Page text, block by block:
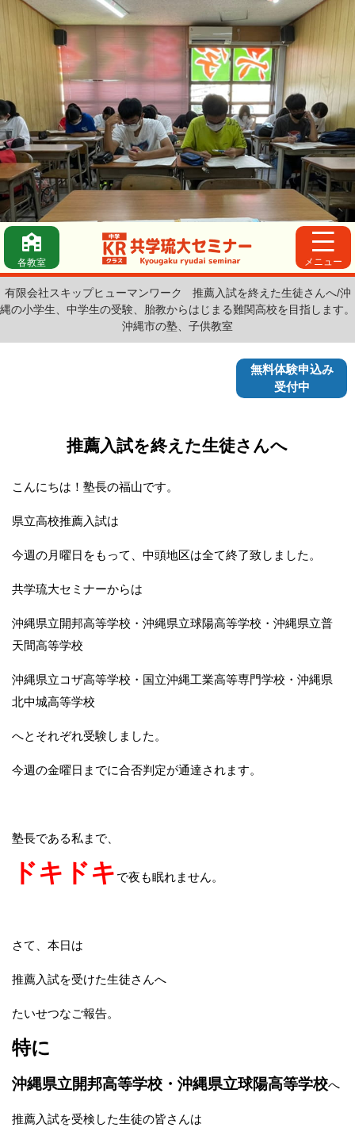
各教室 メニュー
有限会社スキップヒューマンワーク
推薦入試を終えた生徒さんへ/沖
縄の小学生、中学生の受験、胎教からはじまる難関高校を目指します。
沖縄市の塾、子供教室
無料体験申込み
受付中
推薦入試を終えた生徒さんへ
こんにちは！塾長の福山です。
県立高校推薦入試は
今週の月曜日をもって、中頭地区は全て終了致しました。
共学琉大セミナーからは
沖縄県立開邦高等学校・沖縄県立球陽高等学校・沖縄県立普
天間高等学校
沖縄県立コザ高等学校・国立沖縄工業高等専門学校・沖縄県
北中城高等学校
へとそれぞれ受験しました。
今週の金曜日までに合否判定が通達されます。
塾長である私まで、
ドキドキ で夜も眠れません。
さて、本日は
推薦入試を受けた生徒さんへ
たいせつなご報告。
特に
沖縄県立開邦高等学校・沖縄県立球陽高等学校へ
推薦入試を受検した生徒の皆さんは